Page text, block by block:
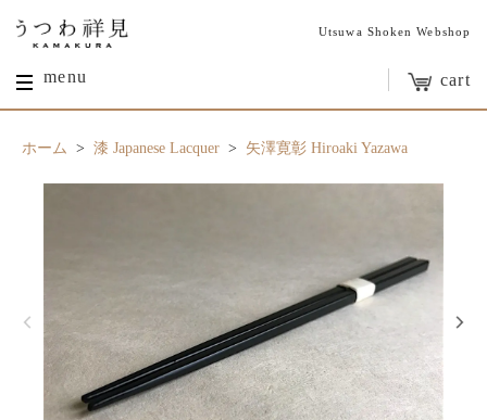
Utsuwa Shoken Webshop
menu cart
ホーム > 漆 Japanese Lacquer > 矢澤寛彰 Hiroaki Yazawa